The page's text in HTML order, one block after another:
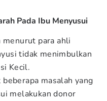
Pada Ibu Menyusui
menurut para ahli
tidak menimbulkan
Kecil.
masalah yang
melakukan donor